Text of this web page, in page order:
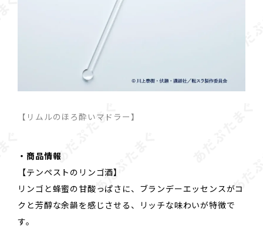
【リムルのほろ酔いマドラー】
・商品情報
【テンペストのリンゴ酒】
リンゴと蜂蜜の甘酸っぱさに、ブランデーエッセンスがコ
クと芳醇な余韻を感じさせる、リッチな味わいが特徴で
す。